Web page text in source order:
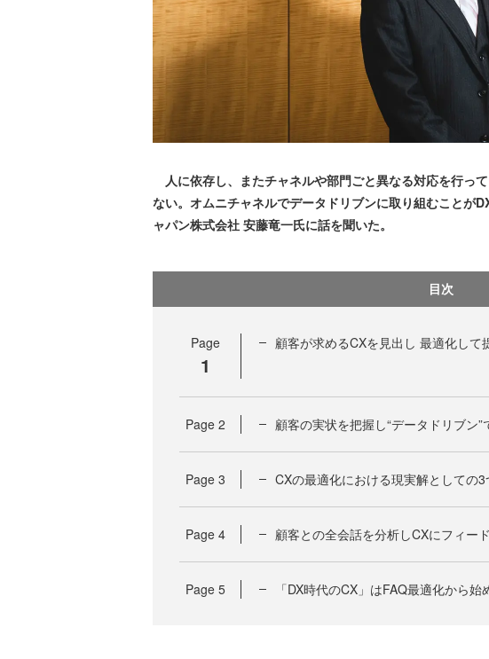
人に依存し、またチャネルや部門ごと異なる対応を行っ
ない。オムニチャネルでデータドリブンに取り組むことが
ャパン株式会社 安藤竜一氏に話を聞いた。
目次
Page
1
顧客が求めるCXを見出し 最適化して
Page 2 顧客の実状を把握し“データドリブン”
Page 3 CXの最適化における現実解としての
Page 4 顧客との全会話を分析しCXにフィー
Page 5 「DX時代のCX」はFAQ最適化から始